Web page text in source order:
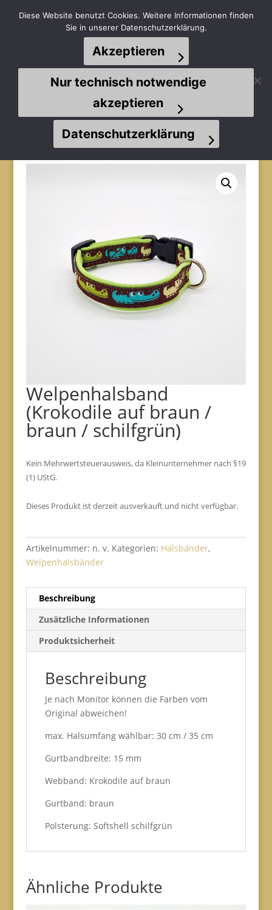
Seite wählen
Halsbänder/Welpenhalsbänder/ Welpenhalsband
(Krokodile auf braun / braun / schilfgrün)
Welpenhalsband
(Krokodile auf braun /
braun / schilfgrün)
Kein Mehrwertsteuerausweis, da Kleinunternehmer nach §19
(1) UStG.
Dieses Produkt ist derzeit ausverkauft und nicht verfügbar.
Artikelnummer: n. v. Kategorien: Halsbänder,
Welpenhalsbänder
Beschreibung
Zusätzliche Informationen
Produktsicherheit
Beschreibung
Je nach Monitor können die Farben vom
Original abweichen!
max. Halsumfang wählbar: 30 cm / 35 cm
Gurtbandbreite: 15 mm
Webband: Krokodile auf braun
Gurtband: braun
Polsterung: Softshell schilfgrün
Ähnliche Produkte
Diese Website benutzt Cookies. Weitere Informationen finden
Sie in unserer Datenschutzerklärung.
Akzeptieren
Nur technisch notwendige
akzeptieren
Datenschutzerklärung